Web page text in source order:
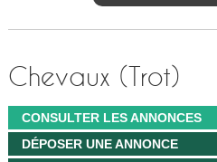
Chevaux (Trot)
CONSULTER LES ANNONCES
DÉPOSER UNE ANNONCE